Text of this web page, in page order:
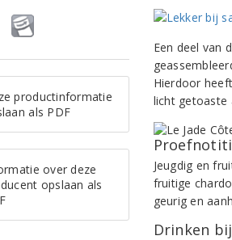
productinformatie
als PDF
over deze
opslaan als
Een deel van
Hierdoor
licht getoaste
Jeugdig en
fruitige
geurig en
Drinken bij